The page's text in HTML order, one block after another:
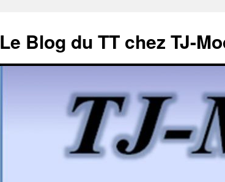
Le Blog du TT chez TJ-